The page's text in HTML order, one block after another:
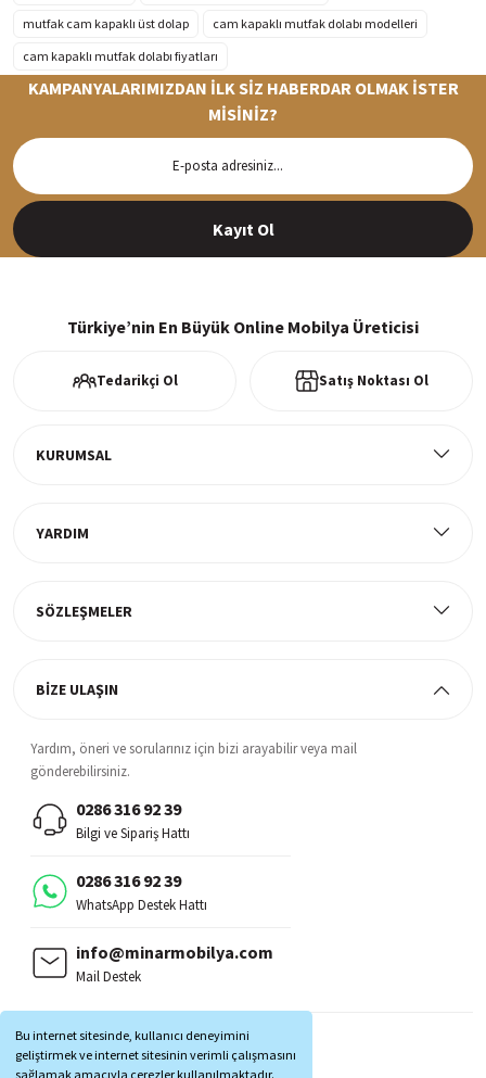
Bu internet sitesinde, kullanıcı deneyimini
geliştirmek ve internet sitesinin verimli çalışmasını
sağlamak amacıyla çerezler kullanılmaktadır.
mutfak cam kapaklı üst dolap
cam kapaklı mutfak dolabı modelleri
cam kapaklı mutfak dolabı fiyatları
Siparişleriniz en kısa sürede hazırlanarak kargoya verilir
KAMPANYALARIMIZDAN İLK SİZ HABERDAR OLMAK İSTER
MİSİNİZ?
Kayıt Ol
Türkiye’nin En Büyük Online Mobilya Üreticisi
Tedarikçi Ol Satış Noktası Ol
KURUMSAL
YARDIM
SÖZLEŞMELER
BİZE ULAŞIN
Yardım, öneri ve sorularınız için bizi arayabilir veya mail
gönderebilirsiniz.
0286 316 92 39
Bilgi ve Sipariş Hattı
0286 316 92 39
WhatsApp Destek Hattı
info@minarmobilya.com
Mail Destek
MOBİL UYGULAMALAR: